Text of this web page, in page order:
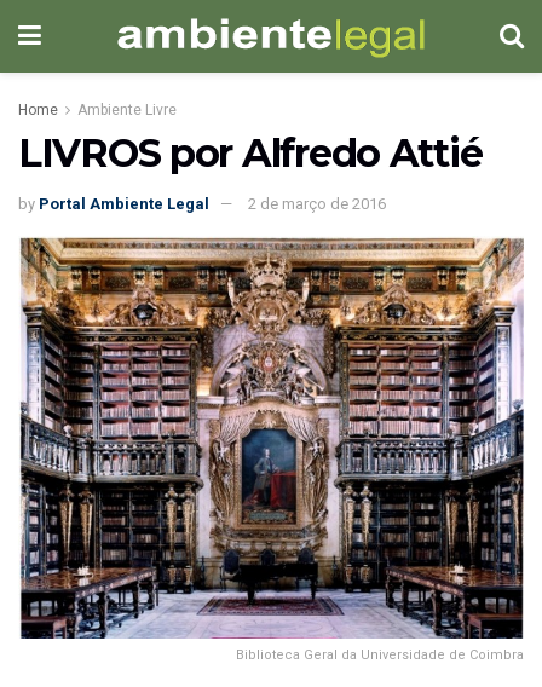
Home Ambiente Livre
LIVROS por Alfredo Attié
by Portal Ambiente Legal 2 de março de 2016
Biblioteca Geral da Universidade de Coimbra